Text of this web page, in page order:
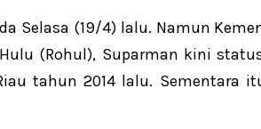
Selasa (19/4) lalu. Namun
(Rohul), Suparman kini
tahun 2014 lalu. Sementara